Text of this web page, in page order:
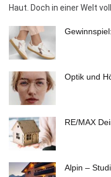
Haut. Doch in einer Welt
Optik und
RE/MAX
Alpin –